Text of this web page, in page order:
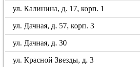
ул. Калинина, д. 17, корп. 1
ул. Дачная, д. 57, корп. 3
ул. Дачная, д. 30
ул. Красной Звезды, д. 3